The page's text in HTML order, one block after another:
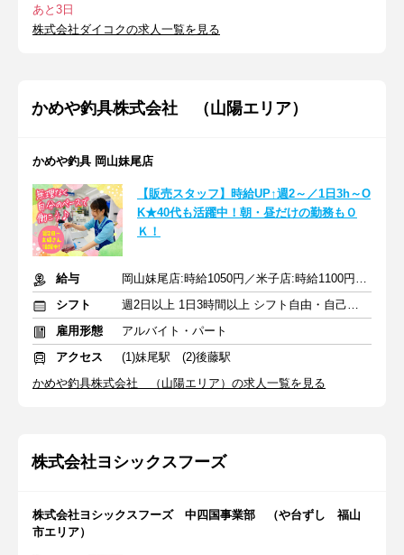
あと3日
株式会社ダイコクの求人一覧を見る
かめや釣具株式会社 （山陽エリア）
かめや釣具 岡山妹尾店
【販売スタッフ】時給UP↑週2～／1日3h～O
K★40代も活躍中！朝・昼だけの勤務もＯ
Ｋ！
給与
岡山妹尾店:時給1050円／米子店:時給1100円★1分単位で時給支給
シフト
週2日以上 1日3時間以上 シフト自由・自己申告
雇用形態
アルバイト・パート
アクセス
(1)妹尾駅 (2)後藤駅
かめや釣具株式会社 （山陽エリア）の求人一覧を見る
株式会社ヨシックスフーズ
株式会社ヨシックスフーズ 中四国事業部 （や台ずし 福山
市エリア）